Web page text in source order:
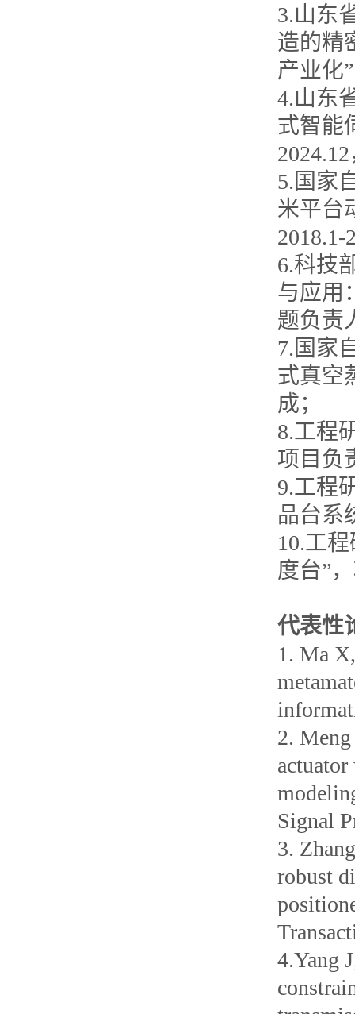
3.山东
造的精
产业化
4.山东
式智能
5.国家
米平台
2018.1-
6.科技
与应用
题负责
7.国家
式真空
成；
8.工程
项目负
9.工程
品台系
10.工
度台”
代表性
1. Ma
2.
Signal
3.
robust
4.Yang